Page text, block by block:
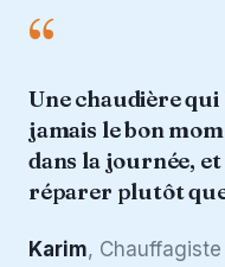
“
Une chaudière qui
jamais le bon
dans la journée,
réparer plutôt
Karim, Chauffagiste